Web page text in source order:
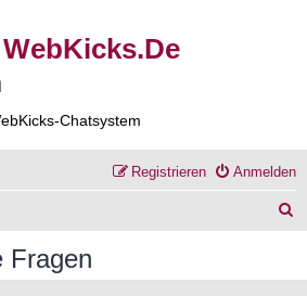
Chatsystem
Anmelden
Registrieren
Fragen